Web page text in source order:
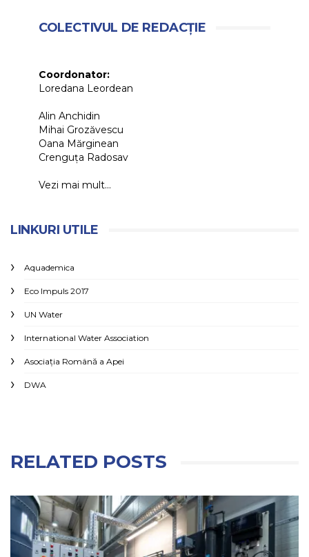
COLECTIVUL DE REDACȚIE
Coordonator:
Loredana Leordean
Alin Anchidin
Mihai Grozăvescu
Oana Mărginean
Crenguța Radosav
Vezi mai mult...
LINKURI UTILE
Aquademica
Eco Impuls 2017
UN Water
International Water Association
Asociaţia Română a Apei
DWA
RELATED POSTS